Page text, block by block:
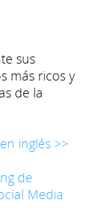
sus
más ricos y
de la
inglés >>
de
Media